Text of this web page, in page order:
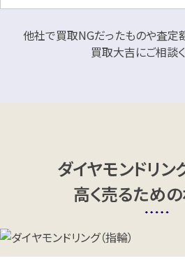
宝石・ジュエリー
ダイヤモンドリング（指
買
Pt900×ダイヤモンドリング
D2.046ct MD0.76ct
他社で買取NGだったものや査定
買取大吉にご相談
ダイヤモンドリン
高く売るための